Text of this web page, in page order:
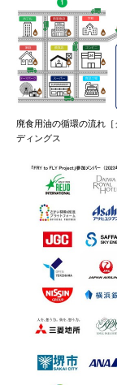
廃食用油の循環の流れ
ディングス